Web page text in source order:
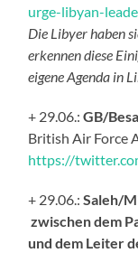
urge-libyan-
Die Libyer haben
erkennen diese
eigene Agenda in
+ 29.06.:GB/
British Air Force
https://
+ 29.06.:Saleh/
zwischen dem
und dem Leiter